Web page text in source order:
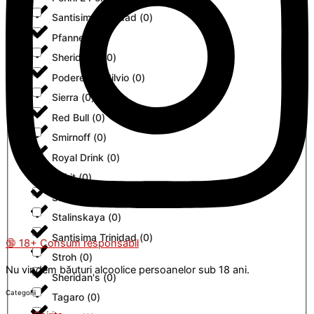
Santisima Trinidad (0)
Sheridan's 0)
Sierra (0)
Smirnoff (0)
Spirit(0)
Stalinskaya (0)
Stroh (0)
Tagaro (0)
Pfanner
Podere Del Silvio (0)
Red Bull (0)
Royal Drink (0)
Sam Miguel
Santisima Trinidad(0)
Sheridan's(0)
🔞 18+ Consum responsabil
Nu vindem băuturi alcoolice persoanelor sub 18 ani.
Categorii